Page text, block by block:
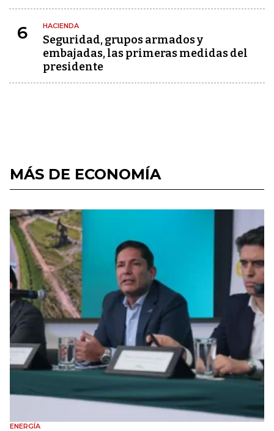
6 HACIENDA
Seguridad, grupos armados y
embajadas, las primeras medidas del
presidente
MÁS DE ECONOMÍA
ENERGÍA